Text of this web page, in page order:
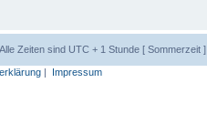
Alle Zeiten sind UTC + 1 Stunde [ Sommerzeit ]
| Impressum